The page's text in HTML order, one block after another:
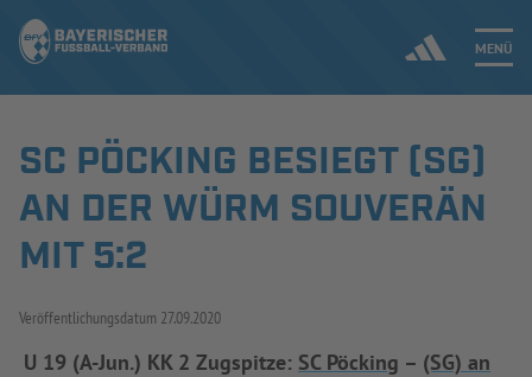
MENÜ
Jetzt einloggen
ERGEBNISSE & WETTBEWERBE
SPIELBETRIEB & VERBANDSLEBEN
SC PÖCKING BESIEGT (SG)
AN DER WÜRM SOUVERÄN
MIT 5:2
Veröffentlichungsdatum 27.09.2020
U 19 (A-Jun.) KK 2 Zugspitze: SC Pöcking – (SG) an